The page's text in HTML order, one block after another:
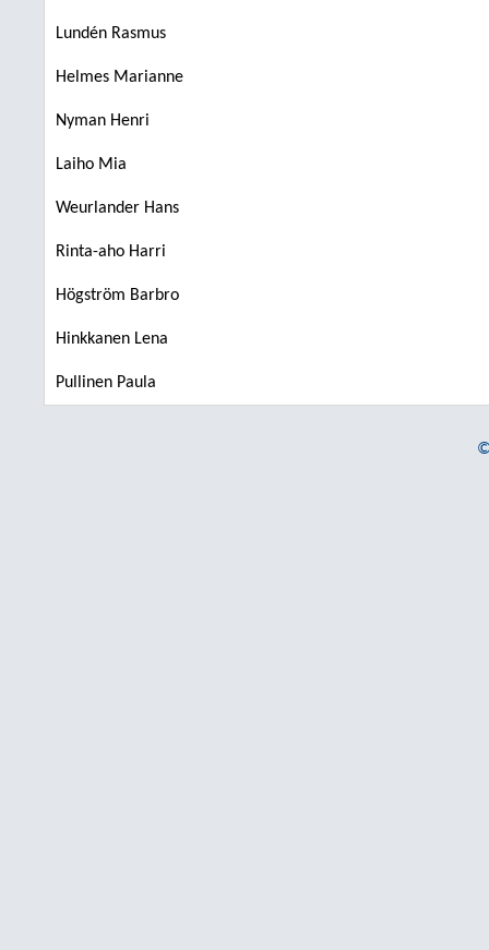
Lundén Rasmus
Helmes Marianne
Nyman Henri
Laiho Mia
Weurlander Hans
Rinta-aho Harri
Högström Barbro
Hinkkanen Lena
Pullinen Paula